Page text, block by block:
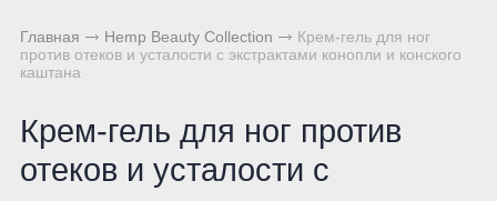
Для чистки зубов
Для очков
Для детей
Декоративная косметика
Маски и бустер
Эфирные масла
Спонжи для зубов
Средства женской гигиены
Функциональные напитки
Функциональное питание
Функциональные леденцы
Женский чай
Мужской чай
Чай для похудения
Welllab
Hemp
Foet
Главная Hemp Beauty Collection
Крем-гель для ног
против отеков и усталости с экстрактами конопли и конского
каштана
Крем-гель для ног против
отеков и усталости с